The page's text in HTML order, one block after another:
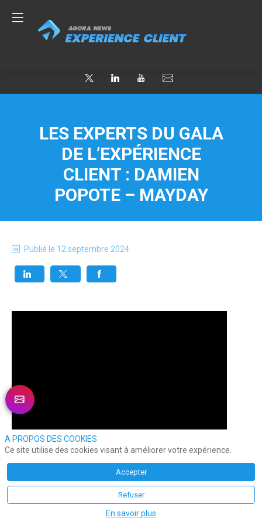
LES EXPERTS DU GALA
DE L’EXPÉRIENCE
CLIENT : DAMIEN
POPOTE – MAYDAY
Publié le 12 septembre 2024
A PROPOS DES COOKIES
Ce site utilise des cookies visant à améliorer votre expérience.
Accepter
Refuser
En savoir plus